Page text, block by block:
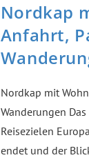
Nordkap
Anfahrt,
Nordkap mit
Wanderungen
Reisezielen
endet und der